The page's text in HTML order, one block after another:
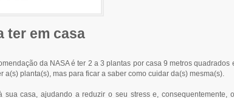
ter em casa
da NASA é ter 2 a 3 plantas por casa 9 metros quadrados
planta(s), mas para ficar a saber como cuidar da(s) mesma(s).
casa, ajudando a reduzir o seu stress e, consequentemente,